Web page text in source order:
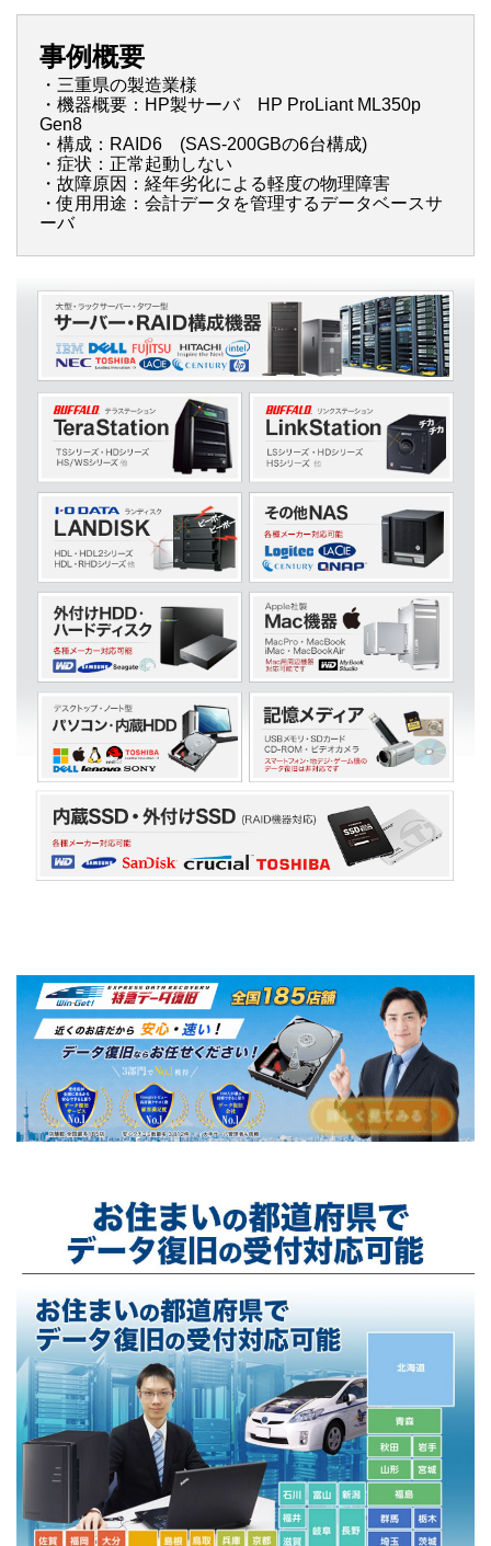
事例概要
・三重県の製造業様
・機器概要：HP製サーバ HP ProLiant ML350p
Gen8
・構成：RAID6 (SAS-200GBの6台構成)
・症状：正常起動しない
・故障原因：経年劣化による軽度の物理障害
・使用用途：会計データを管理するデータベースサ
ーバ